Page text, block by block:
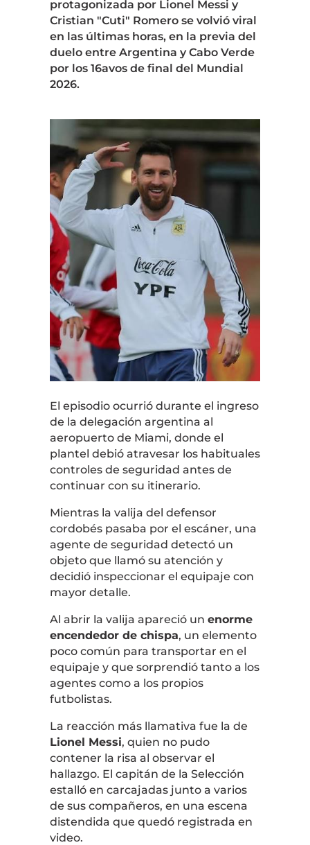
protagonizada por Lionel Messi y
Cristian "Cuti" Romero se volvió viral
en las últimas horas, en la previa del
duelo entre Argentina y Cabo Verde
por los 16avos de final del Mundial
2026.
El episodio ocurrió durante el ingreso
de la delegación argentina al
aeropuerto de Miami, donde el
plantel debió atravesar los habituales
controles de seguridad antes de
continuar con su itinerario.
Mientras la valija del defensor
cordobés pasaba por el escáner, una
agente de seguridad detectó un
objeto que llamó su atención y
decidió inspeccionar el equipaje con
mayor detalle.
Al abrir la valija apareció un enorme
encendedor de chispa, un elemento
poco común para transportar en el
equipaje y que sorprendió tanto a los
agentes como a los propios
futbolistas.
La reacción más llamativa fue la de
Lionel Messi, quien no pudo
contener la risa al observar el
hallazgo. El capitán de la Selección
estalló en carcajadas junto a varios
de sus compañeros, en una escena
distendida que quedó registrada en
video.